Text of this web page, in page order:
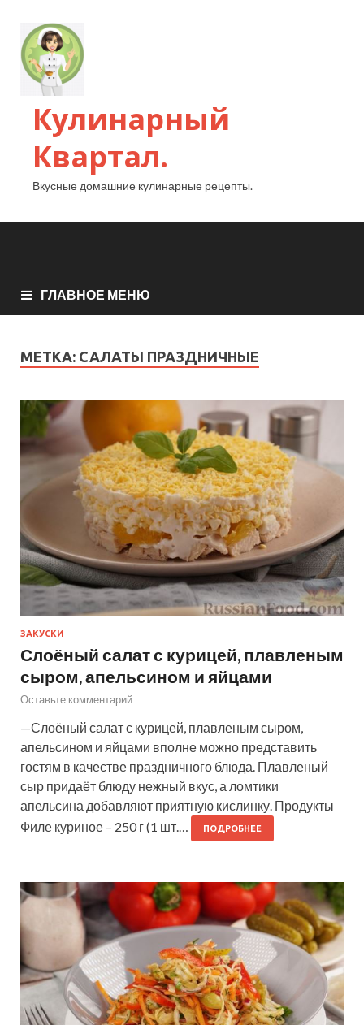
Кулинарный
Квартал.
Вкусные домашние кулинарные рецепты.
ГЛАВНОЕ МЕНЮ
МЕТКА: САЛАТЫ ПРАЗДНИЧНЫЕ
ЗАКУСКИ
Слоёный салат с курицей, плавленым
сыром, апельсином и яйцами
Оставьте комментарий
—Слоёный салат с курицей, плавленым сыром,
апельсином и яйцами вполне можно представить
гостям в качестве праздничного блюда. Плавленый
сыр придаёт блюду нежный вкус, а ломтики
апельсина добавляют приятную кислинку. Продукты
Филе куриное – 250 г (1 шт.…
ПОДРОБНЕЕ